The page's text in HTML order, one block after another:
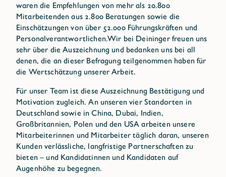
waren die Empfehlungen von mehr als 20.800
Mitarbeitenden aus 2.800 Beratungen sowie die
Einschätzungen von über 52.000 Führungskräften und
Personalverantwortlichen.Wir bei Deininger freuen uns
sehr über die Auszeichnung und bedanken uns bei all
denen, die an dieser Befragung teilgenommen haben für
die Wertschätzung unserer Arbeit.
Für unser Team ist diese Auszeichnung Bestätigung und
Motivation zugleich. An unseren vier Standorten in
Deutschland sowie in China, Dubai, Indien,
Großbritannien, Polen und den USA arbeiten unsere
Mitarbeiterinnen und Mitarbeiter täglich daran, unseren
Kunden verlässliche, langfristige Partnerschaften zu
bieten – und Kandidatinnen und Kandidaten auf
Augenhöhe zu begegnen.